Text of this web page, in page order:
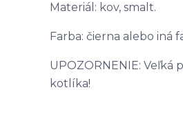
Materiál: kov, smalt.
Farba: čierna alebo iná
UPOZORNENIE: Veľká
kotlíka!